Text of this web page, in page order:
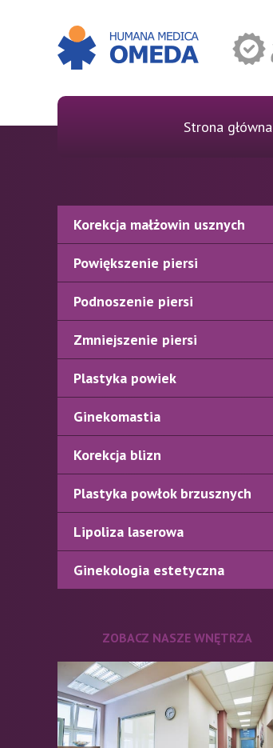
Strona główna
Korekcja małżowin usznych
Powiększenie piersi
Podnoszenie piersi
Zmniejszenie piersi
Plastyka powiek
Ginekomastia
Korekcja blizn
Plastyka powłok brzusznych
Lipoliza laserowa
Ginekologia estetyczna
ZOBACZ NASZE WNĘTRZA